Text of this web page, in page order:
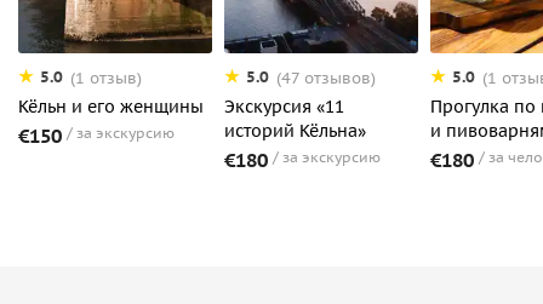
5.0 (1 отзыв)
Кёльн и его женщины
€150 за экскурсию
5.0 (47 отзывов)
Экскурсия «11
историй Кёльна»
€180 за экскурсию
5.0 (1
Прогулка
и
€180 за